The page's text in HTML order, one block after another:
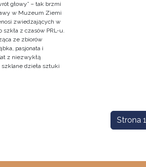
głowy” – tak brzmi
w Muzeum Ziemi
zwiedzających w
z czasów PRL-u.
ze zbiorów
pasjonata i
z niezwykłą
dzieła sztuki
Strona 1